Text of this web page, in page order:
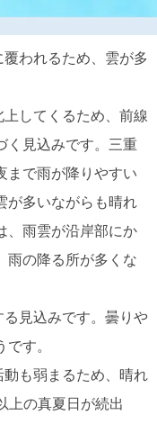
われるため、雲が多
してくるため、前線
く見込みです。三重
まで雨が降りやすい
が多いながらも晴れ
、雨雲が沿岸部にか
雨の降る所が多くな
見込みです。曇りや
す。
も弱まるため、晴れ
上の真夏日が続出